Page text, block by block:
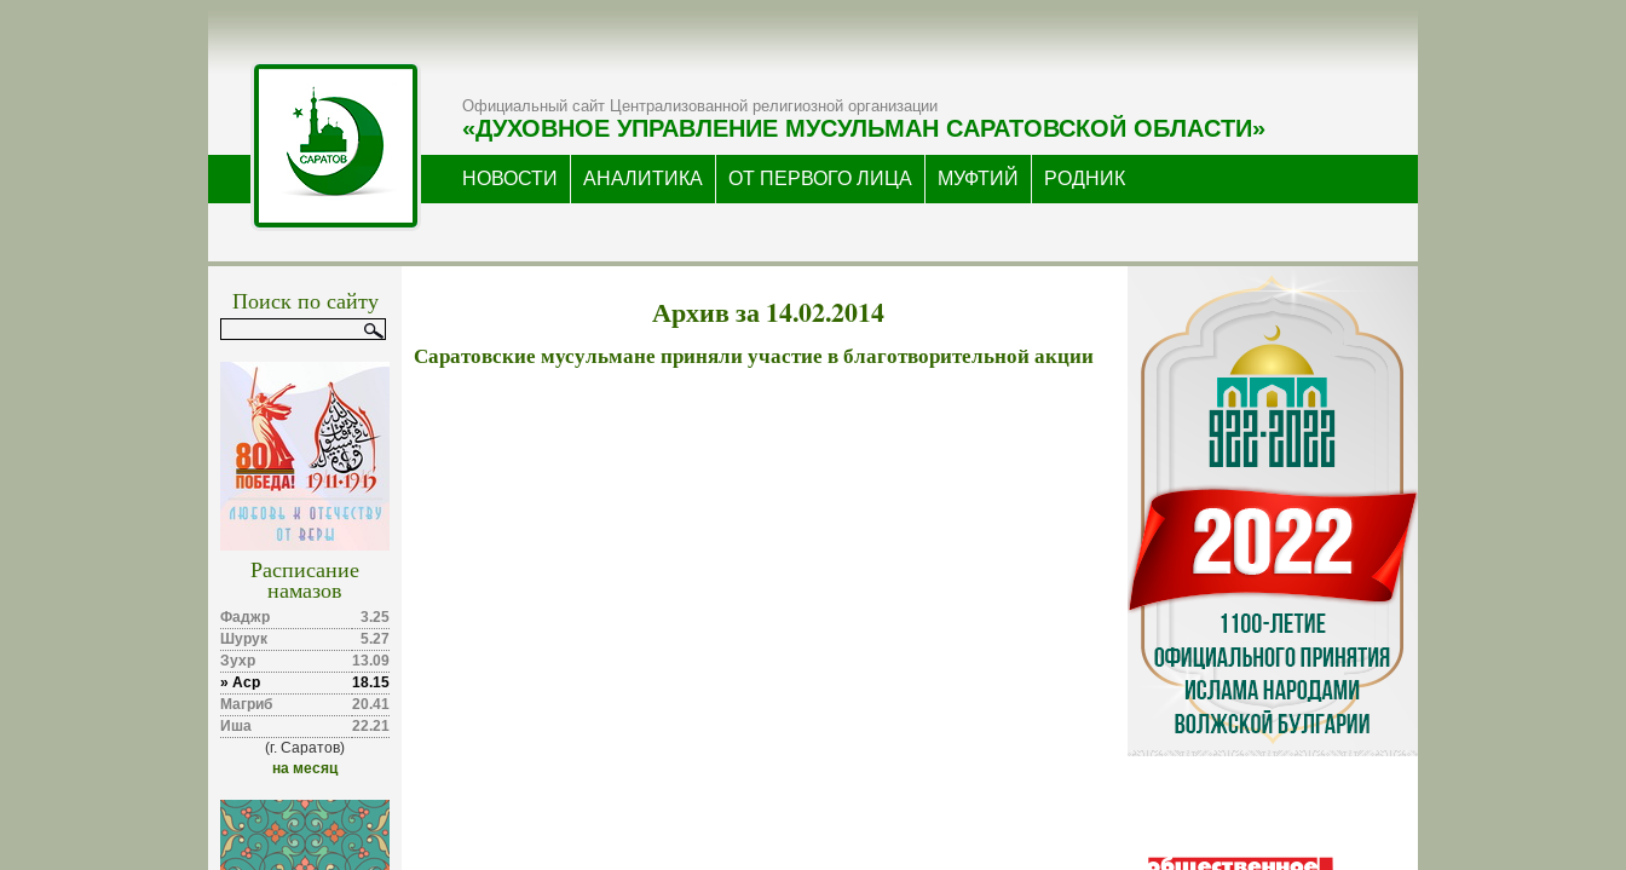
Официальный сайт Централизованной религиозной организации
«ДУХОВНОЕ УПРАВЛЕНИЕ МУСУЛЬМАН САРАТОВСКОЙ ОБЛАСТИ»
НОВОСТИ АНАЛИТИКА ОТ ПЕРВОГО ЛИЦА МУФТИЙ РОДНИК
Поиск по сайту
Расписание
намазов
Фаджр
3.25
Шурук
5.27
Зухр
13.09
» Аср
18.15
Магриб
20.41
Иша
22.21
(г. Саратов)
на месяц
Архив за 14.02.2014
Саратовские мусульмане приняли участие в благотворительной акции